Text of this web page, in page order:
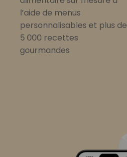
l’aide de menus
personnalisables et plus de
5 000 recettes
gourmandes